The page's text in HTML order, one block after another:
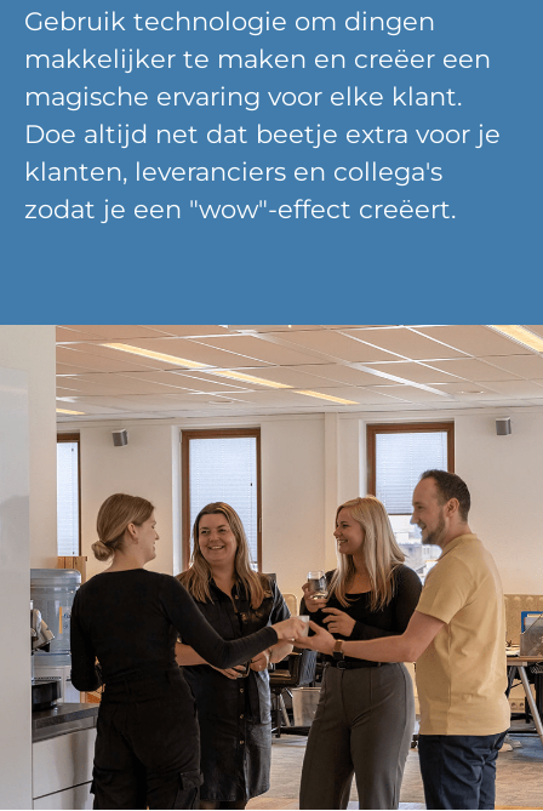
Gebruik technologie om dingen
makkelijker te maken en creëer een
magische ervaring voor elke klant.
Doe altijd net dat beetje extra voor je
klanten, leveranciers en collega's
zodat je een "wow"-effect creëert.